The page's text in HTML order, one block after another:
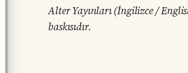
Alter Yayınları (İngilizce /
baskısıdır.